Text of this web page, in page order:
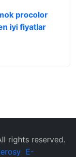
procolor
iyi fiyatlar
rights reserved.
E-